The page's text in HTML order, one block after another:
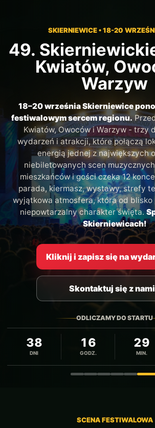
SKIERNIEWICE • 18-20
49.
Kwiatów,
Warzyw
18–20 września Skierniewice
festiwalowym sercem regionu.
Kwiatów, Owoców i Warzyw - trzy
wydarzeń i atrakcji, które połączą
energią jednej z największych
niebiletowanych scen
mieszkańców i gości czeka 12
parada, kiermasz, wystawy, strefy
wyjątkowa atmosfera, która od blisko
niepowtarzalny charakter święta.
Skierniewicach!
Kliknij i zapisz się na
Skontaktuj się z nami
ODLICZAMY DO STARTU
38
DNI
16
GODZ.
29
MIN.
Zdjęcie 1Zdjęcie 2Zdjęcie 3Zdjęcie 4
Zdjęcie
SCENA FESTIWALOWA